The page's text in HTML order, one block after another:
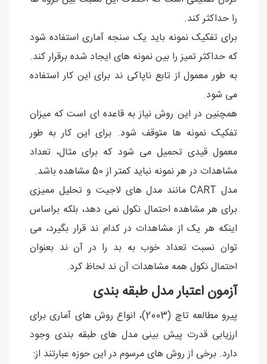
را حداکثر کند.
برای تفکیک نمونه باید یک سنجه آماری استفاده شود
که حداکثر تمیز را بین نمونه های ایجاد شده برقرار کند.
به طور معمول از تابع ناپاکی ند برای این کار استفاده
می شود.
همچنین در این روش نیاز به قاعده ای است که میزان
تفکیک نمونه ها متوقف شود. برای این کار به طور
معمول قیدی تحمیل می شود که برای مثال، تعداد
مشاهدات در هر نمونه نباید کمتر از 50 مشاهده باشد.
مدل CART مانند مدل های لاجیت و تحلیل ممیزی
برای هر مشاهده احتمال نکول نمی دهد، بلکه براساس
اینکه هر یک از مشاهدات در کدام ند قرار بگیرد، می
توان نسبت تعداد خوب به بد را در آن ند بعنوان
احتمال نکول همه مشاهدات آن ند لحاظ کرد.
آزمون اعتبار مدل طبقه بندی
پیرو مطالعه تاچ (2003)، انواع روش های آماری برای
ارزیابی قدرت پیش بینی مدل های طبقه بندی وجود
دارد. برخی از روش های مرسوم در این حوزه عبارتند از: